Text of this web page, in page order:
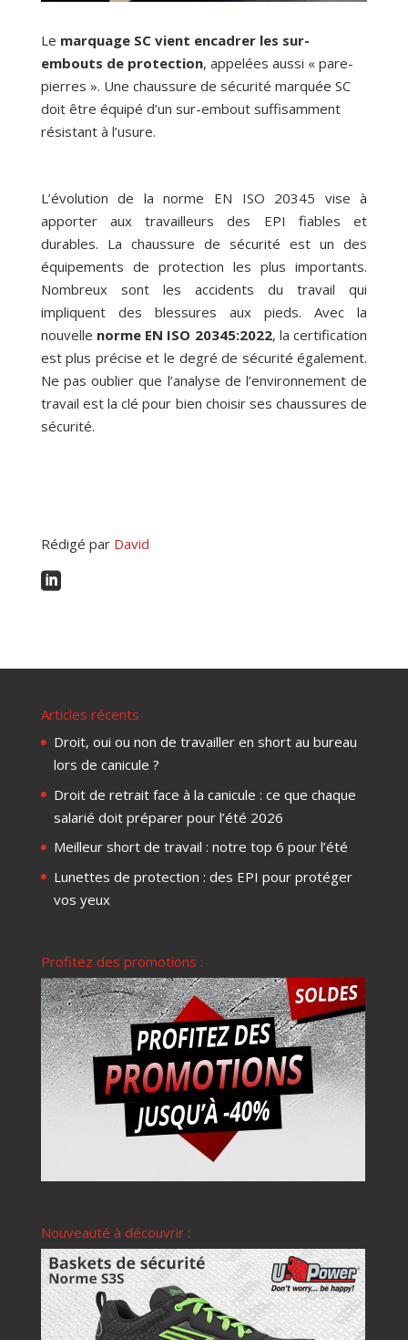
Le marquage SC vient encadrer les sur-
embouts de protection, appelées aussi « pare-
pierres ». Une chaussure de sécurité marquée SC
doit être équipé d’un sur-embout suffisamment
résistant à l’usure.
L’évolution de la norme EN ISO 20345 vise à
apporter aux travailleurs des EPI fiables et
durables. La chaussure de sécurité est un des
équipements de protection les plus importants.
Nombreux sont les accidents du travail qui
impliquent des blessures aux pieds. Avec la
nouvelle norme EN ISO 20345:2022, la certification
est plus précise et le degré de sécurité également.
Ne pas oublier que l’analyse de l’environnement de
travail est la clé pour bien choisir ses chaussures de
sécurité.
Rédigé par David

Articles récents
Droit, oui ou non de travailler en short au bureau
lors de canicule ?
Droit de retrait face à la canicule : ce que chaque
salarié doit préparer pour l’été 2026
Meilleur short de travail : notre top 6 pour l’été
Lunettes de protection : des EPI pour protéger
vos yeux
Profitez des promotions :
Nouveauté à découvrir :